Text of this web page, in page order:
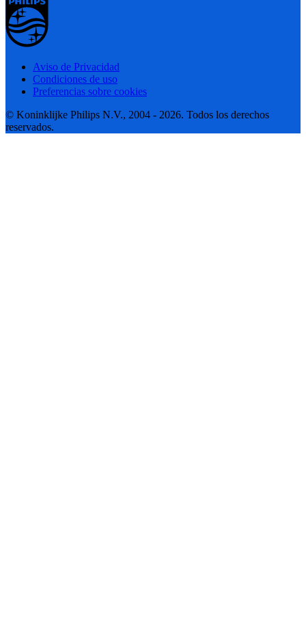
Aviso de Privacidad
Condiciones de uso
Preferencias sobre cookies
© Koninklijke Philips N.V., 2004 - 2026. Todos los derechos
reservados.